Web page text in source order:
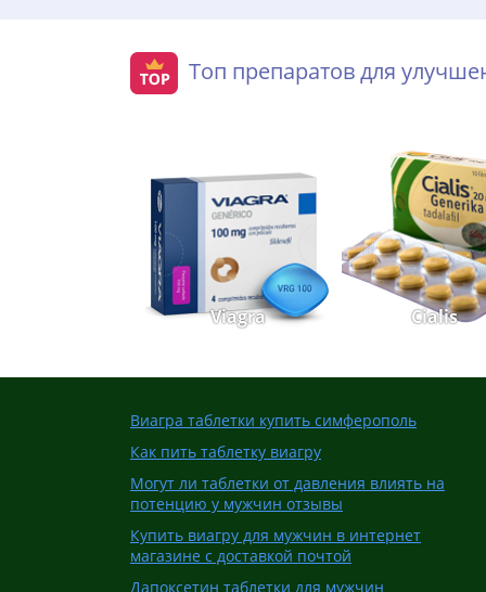
Топ препаратов для
Viagra Cialis
Виагра таблетки купить симферополь
Как пить таблетку виагру
Могут ли таблетки от давления влиять на
потенцию у мужчин отзывы
Купить виагру для мужчин в интернет
магазине с доставкой почтой
Дапоксетин таблетки для мужчин